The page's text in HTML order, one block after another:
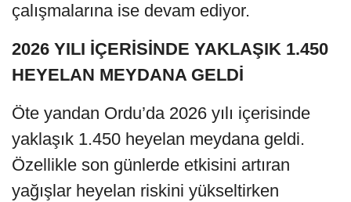
çalışmalarına ise devam ediyor.
2026 YILI İÇERİSİNDE YAKLAŞIK 1.450
HEYELAN MEYDANA GELDİ
Öte yandan Ordu’da 2026 yılı içerisinde
yaklaşık 1.450 heyelan meydana geldi.
Özellikle son günlerde etkisini artıran
yağışlar heyelan riskini yükseltirken